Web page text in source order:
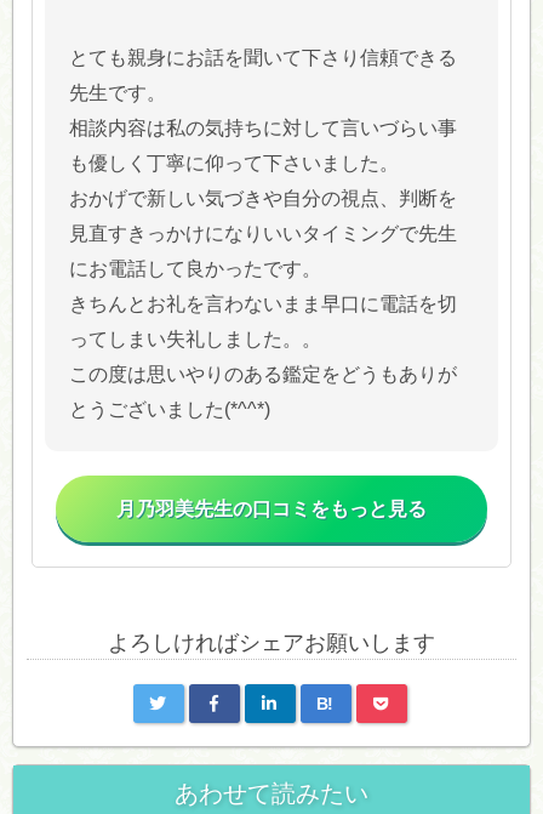
とても親身にお話を聞いて下さり信頼できる
先生です。
相談内容は私の気持ちに対して言いづらい事
も優しく丁寧に仰って下さいました。
おかげで新しい気づきや自分の視点、判断を
見直すきっかけになりいいタイミングで先生
にお電話して良かったです。
きちんとお礼を言わないまま早口に電話を切
ってしまい失礼しました。。
この度は思いやりのある鑑定をどうもありが
とうございました(*^^*)
月乃羽美先生の口コミをもっと見る
よろしければシェアお願いします
B!
あわせて読みたい